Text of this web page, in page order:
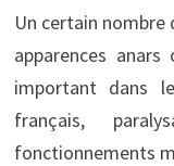
Un certain nombre
apparences anars
important dans
français,
fonctionnements